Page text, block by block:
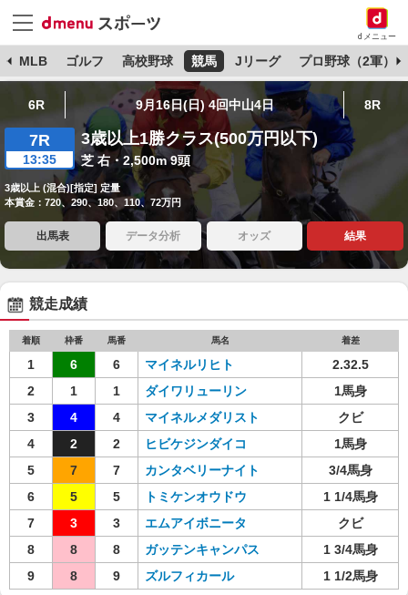
dメニュー
MLB ゴルフ 高校野球 競馬 Jリーグ プロ野球（2軍）
6R 9月16日(日) 4回中山4日 8R
7R
13:35
3歳以上1勝クラス(500万円以下)
芝 右・2,500m 9頭
3歳以上 (混合)[指定] 定量
本賞金：720、290、180、110、72万円
出馬表 データ分析 オッズ 結果
競走成績
着順 枠番 馬番 馬名 着差
1 6 6 マイネルリヒト
2.32.5
2
1 1 ダイワリューリン
1馬身
3
4 4 マイネルメダリスト
クビ
4
2 2 ヒビケジンダイコ
1馬身
5
7 7 カンタベリーナイト
3/4馬身
6
5 5 トミケンオウドウ
1 1/4馬身
7
3 3 エムアイボニータ
クビ
8
8 8 ガッテンキャンパス
1 3/4馬身
9
8 9 ズルフィカール 1 1/2馬身